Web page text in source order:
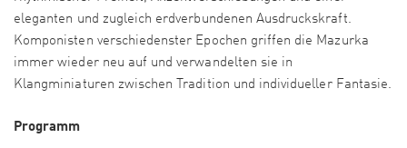
eleganten und zugleich erdverbundenen Ausdruckskraft.
Komponisten verschiedenster Epochen griffen die Mazurka
immer wieder neu auf und verwandelten sie in
Klangminiaturen zwischen Tradition und individueller Fantasie.
Programm